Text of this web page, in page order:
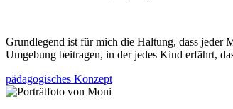
Grundlegend ist für mich die Haltung, dass jeder
Umgebung beitragen, in der jedes Kind erfährt,
pädagogisches Konzept